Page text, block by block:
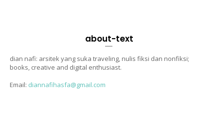
about-text
dian nafi: arsitek yang suka traveling, nulis fiksi dan nonfiksi;
books, creative and digital enthusiast.
Email: diannafihasfa@gmail.com